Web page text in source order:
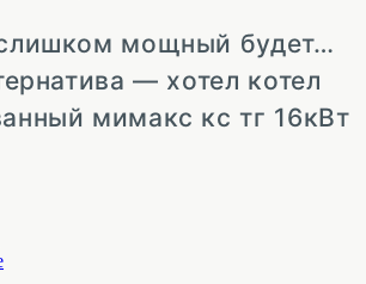
мощный будет…
— хотел котел
мимакс кс тг 16кВт